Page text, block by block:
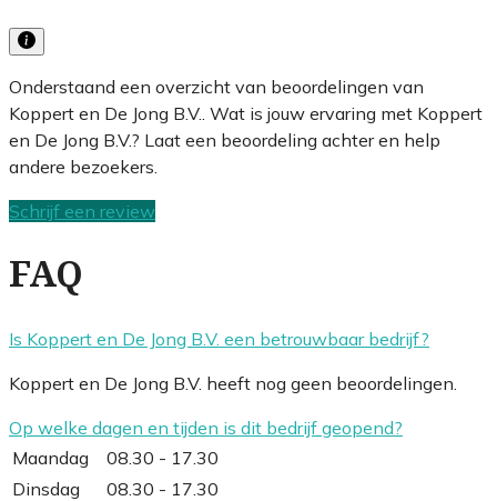
Onderstaand een overzicht van beoordelingen van
Koppert en De Jong B.V.. Wat is jouw ervaring met Koppert
en De Jong B.V.? Laat een beoordeling achter en help
andere bezoekers.
Schrijf een review
FAQ
Is Koppert en De Jong B.V. een betrouwbaar bedrijf?
Koppert en De Jong B.V. heeft nog geen beoordelingen.
Op welke dagen en tijden is dit bedrijf geopend?
Maandag
08.30 - 17.30
Dinsdag
08.30 - 17.30